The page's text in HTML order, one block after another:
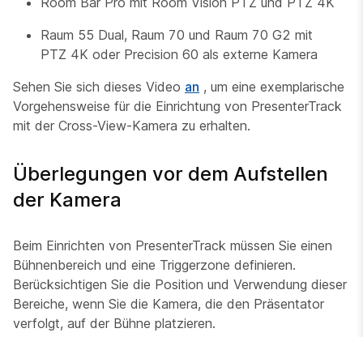
Raum 55 Dual, Raum 70 und Raum 70 G2 mit
PTZ 4K oder Precision 60 als externe Kamera
Sehen Sie sich dieses Video an , um eine exemplarische
Vorgehensweise für die Einrichtung von PresenterTrack
mit der Cross-View-Kamera zu erhalten.
Überlegungen vor dem Aufstellen
der Kamera
Beim Einrichten von PresenterTrack müssen Sie einen
Bühnenbereich und eine Triggerzone definieren.
Berücksichtigen Sie die Position und Verwendung dieser
Bereiche, wenn Sie die Kamera, die den Präsentator
verfolgt, auf der Bühne platzieren.